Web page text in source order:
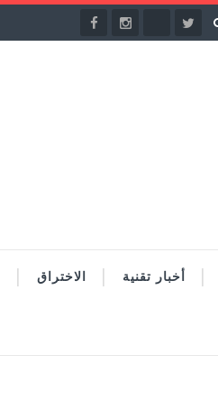
أخبار تقنية الاختراق